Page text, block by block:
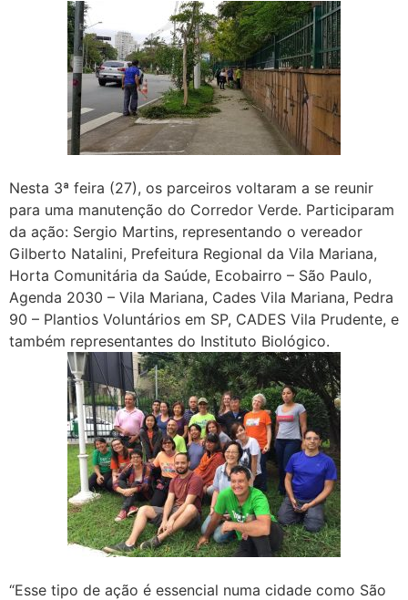
Nesta 3ª feira (27), os parceiros voltaram a se reunir
para uma manutenção do Corredor Verde. Participaram
da ação: Sergio Martins, representando o vereador
Gilberto Natalini, Prefeitura Regional da Vila Mariana,
Horta Comunitária da Saúde, Ecobairro – São Paulo,
Agenda 2030 – Vila Mariana, Cades Vila Mariana, Pedra
90 – Plantios Voluntários em SP, CADES Vila Prudente, e
também representantes do Instituto Biológico.
“Esse tipo de ação é essencial numa cidade como São